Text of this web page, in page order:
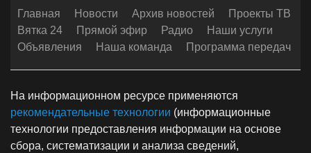
Главная Новости Архив новостей
Проекты ТВ
Вятка 24
Прямой эфир Радио
Наши услуги
Объявления
Наша команда Программа передач
На информационном ресурсе применяются
рекомендательные технологии (информационные
технологии предоставления информации на основе
сбора, систематизации и анализа сведений,